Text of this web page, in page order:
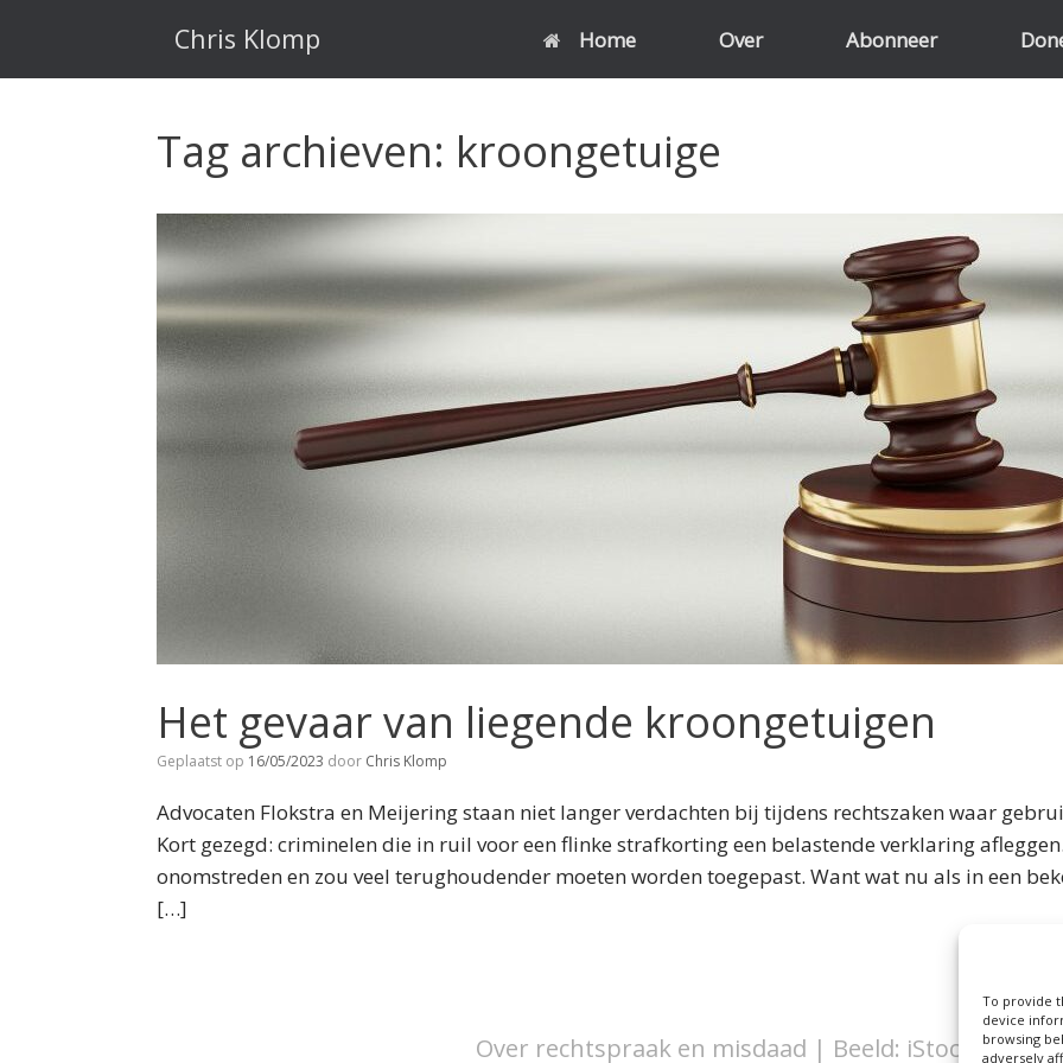
To provide
device
browsing
adversely
inhoud
Chris Klomp Home Over Abonneer
Tag archieven: kroongetuige
Het gevaar van liegende kroongetuigen
Geplaatst op 16/05/2023 door Chris Klomp
Advocaten Flokstra en Meijering staan niet langer verdachten bij tijdens rechtszaken waar
Kort gezegd: criminelen die in ruil voor een flinke strafkorting een belastende verklaring
onomstreden en zou veel terughoudender moeten worden toegepast. Want wat nu als in een
[…]
Over rechtspraak en misdaad | Beeld: iStock/